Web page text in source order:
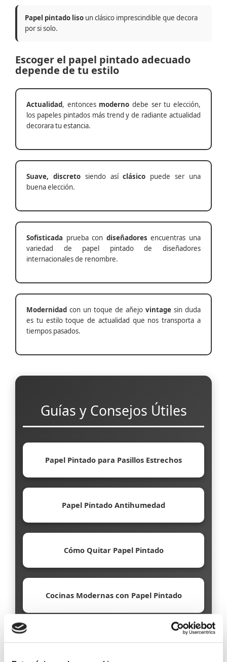
Papel pintado liso un clásico imprescindible que decora
por si solo.
Escoger el papel pintado adecuado
depende de tu estilo
Actualidad, entonces moderno debe ser tu elección,
los papeles pintados más trend y de radiante actualidad
decorara tu estancia.
Suave, discretosiendo asíclásico puede ser una
buena elección.
Sofisticada prueba con diseñadores encuentras una
variedad de papel pintado de diseñadores
internacionales de renombre.
Modernidad con un toque de añejo vintage sin duda
es tu estilo toque de actualidad que nos transporta a
tiempos pasados.
Guías y Consejos Útiles
Papel Pintado para Pasillos Estrechos
Papel Pintado Antihumedad
Cómo Quitar Papel Pintado
Cocinas Modernas con Papel Pintado
Papel Pintado Ecológico